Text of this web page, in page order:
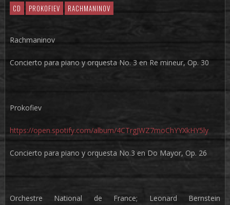
CD PROKOFIEV RACHMANINOV
Rachmaninov
Concierto para piano y orquesta No. 3 en Re mineur, Op. 30
Prokofiev
https://open.spotify.com/album/4CTrgJWZ7moChYYXkHY5ly
Concierto para piano y orquesta No.3 en Do Mayor, Op. 26
Orchestre National de France; Leonard Bernstein